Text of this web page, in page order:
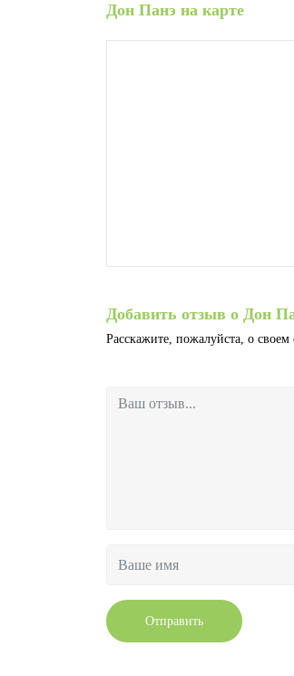
Дон Панэ на карте
Добавить отзыв о Дон
Расскажите, пожалуйста, о своем
Отправить